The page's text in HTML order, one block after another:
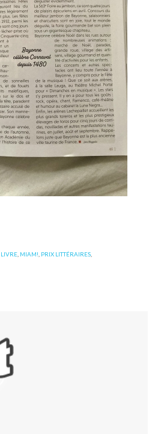
LIVRE, MIAM! PRIX LITTÉRAIRES,